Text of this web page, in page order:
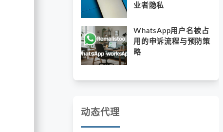
业者隐私
WhatsApp用户名被占
用的申诉流程与预防策
略
动态代理